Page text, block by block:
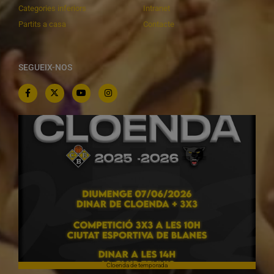
Categories inferiors
Partits a casa
Intranet
Contacte
SEGUEIX-NOS
Cloenda de temporada